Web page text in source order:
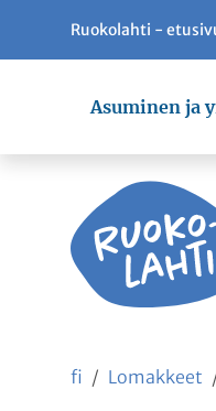
Siirry pääsisältöön
Ruokolahti -
Asuminen ja
fi Lomakkeet